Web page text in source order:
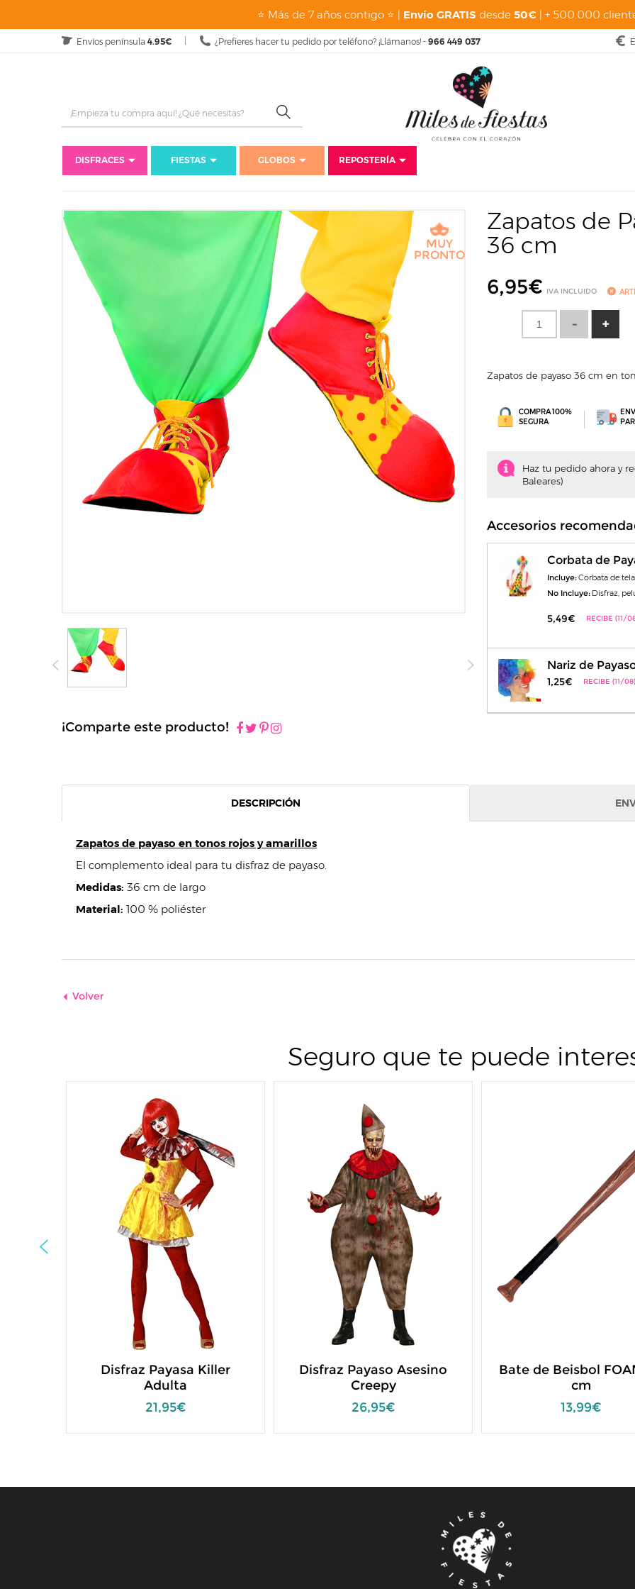
⭐ Más de 7 años contigo ⭐ | Envío GRATIS desde 50€ | + 500.000
Envíos península 4.95€ ¿Prefieres hacer tu pedido por teléfono? ¡Llámanos! - 966 449 037
DISFRACES FIESTAS GLOBOS
REPOSTERÍA
Inicio
Disfraces Carnaval Payasos Asesinos
MUY
PRONTO
¡Comparte este producto!
Zapatos de
36 cm
6,95€ IVA INCLUIDO
Zapatos de payaso 36 cm en
COMPRA 100%
SEGURA
Haz tu pedido ahora y
Baleares)
Accesorios
Corbata de
Incluye:Corbata de tela
No Incluye: Disfraz,
5,49€ RECIBE (11/
Nariz de
1,25€ RECIBE (11/08)
DESCRIPCIÓN
Zapatos de payaso en tonos rojos y amarillos
El complemento ideal para tu disfraz de payaso.
Medidas: 36 cm de largo
Material: 100 % poliéster
Volver
Seguro que te puede
Disfraz Payasa Killer
Adulta
21,95€
Disfraz Payaso Asesino
Creepy
26,95€
Bate de Beisbol
cm
13,99€